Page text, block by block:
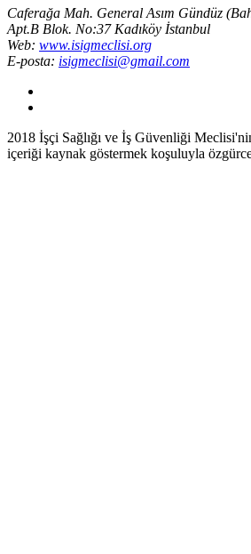
Caferağa Mah. General Asım Gündüz
Apt.B Blok. No:37 Kadıköy İstanbul
Web: www.isigmeclisi.org
E-posta: isigmeclisi@gmail.com
2018 İşçi Sağlığı ve İş Güvenliği
içeriği kaynak göstermek koşuluyla